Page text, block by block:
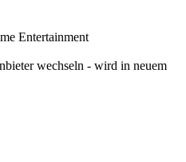
Entertainment
wechseln - wird in neuem